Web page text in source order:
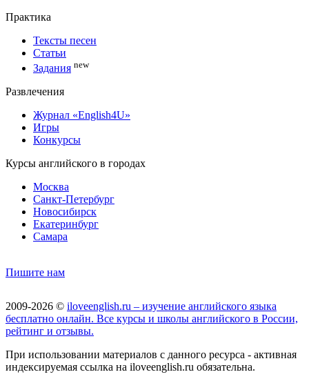
Практика
Тексты песен
Статьи
Задания new
Развлечения
Журнал «English4U»
Игры
Конкурсы
Курсы английского в городах
Москва
Санкт-Петербург
Новосибирск
Екатеринбург
Самара
Пишите нам
2009-2026 © iloveenglish.ru – изучение английского языка
бесплатно онлайн. Все курсы и школы английского в России,
рейтинг и отзывы.
При использовании материалов с данного ресурса - активная
индексируемая ссылка на iloveenglish.ru обязательна.